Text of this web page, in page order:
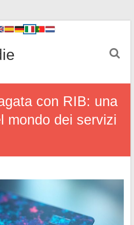
con RIB: una
mondo dei servizi